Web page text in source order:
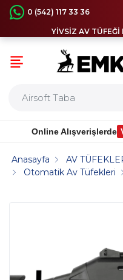
0 (542) 117 33 36
YİVSİZ AV TÜFEĞİ
Online Alışverişlerde
Anasayfa AV
Otomatik Av Tüfekleri